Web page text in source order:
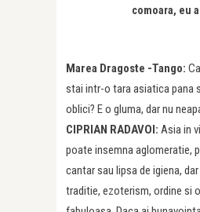
comoara, eu
Marea Dragoste -Tango:
stai intr-o tara asiatica pana
oblici? E o gluma, dar nu
CIPRIAN RADAVOI: Asia in
poate insemna aglomeratie,
cantar sau lipsa de igiena,
traditie, ezoterism, ordine si